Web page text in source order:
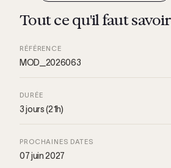
Tout ce qu'il faut savoir
RÉFÉRENCE
MOD_2026063
DURÉE
3 jours (21h)
PROCHAINES DATES
07 juin 2027